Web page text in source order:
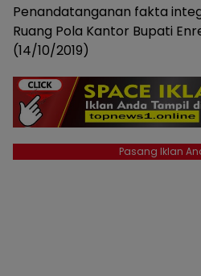
Penandatanganan fakta
Ruang Pola Kantor Bupati
(14/10/2019)
Pasang Iklan